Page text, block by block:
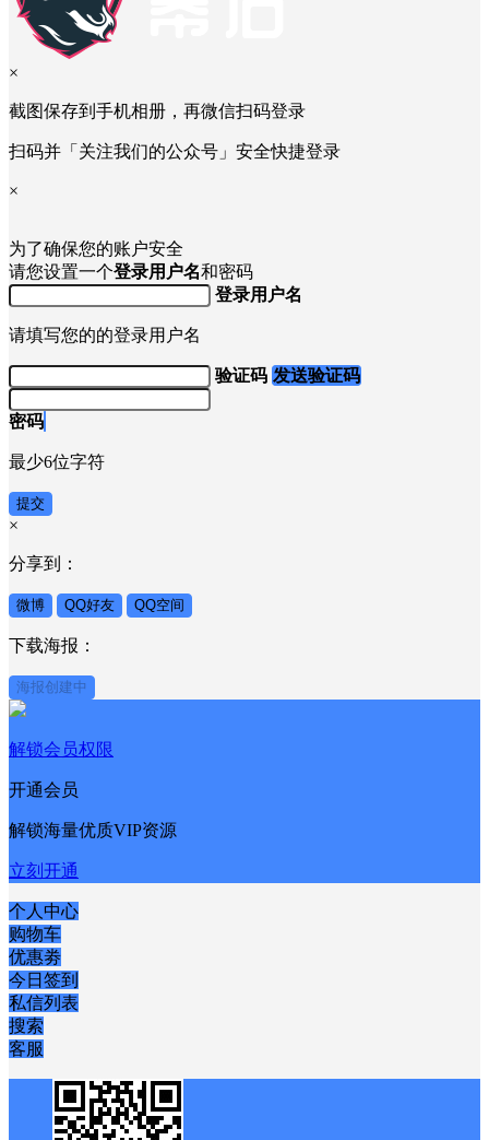
×
截图保存到手机相册，再微信扫码登录
扫码并「关注我们的公众号」安全快捷登录
×
为了确保您的账户安全
请您设置一个登录用户名和密码
登录用户名
请填写您的的登录用户名
验证码 发送验证码
密码
最少6位字符
提交
×
分享到：
微博 QQ好友 QQ空间
下载海报：
海报创建中
解锁会员权限
开通会员
解锁海量优质VIP资源
立刻开通
个人中心
购物车
优惠劵
今日签到
私信列表
搜索
客服